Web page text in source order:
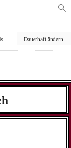
Dauerhaft ändern